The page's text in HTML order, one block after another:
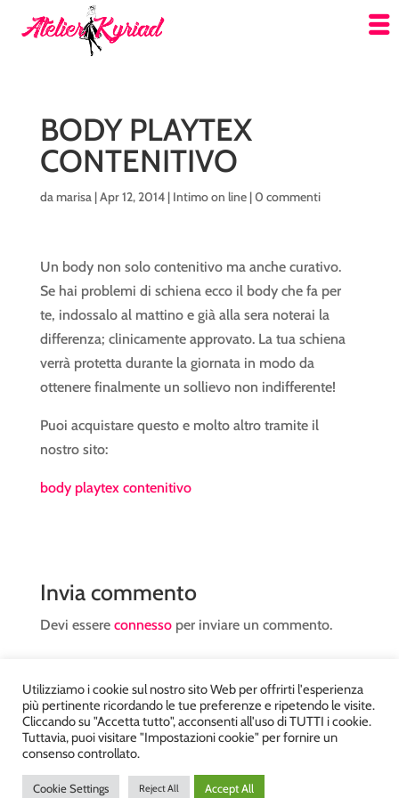
BODY PLAYTEX
CONTENITIVO
damarisa|Apr 12, 2014| Intimo on line|0 commenti
Un body non solo contenitivo ma anche curativo.
Se hai problemi di schiena ecco il body che fa per
te, indossalo al mattino e già alla sera noterai la
differenza; clinicamente approvato. La tua schiena
verrà protetta durante la giornata in modo da
ottenere finalmente un sollievo non indifferente!
Puoi acquistare questo e molto altro tramite il
nostro sito:
body playtex contenitivo
Invia commento
Devi essere connessoper inviare un commento.
Atelier Kyriad da Mary – via Carducci, 12 – Chiavenna –
Sondrio P.Iva 00812910149 – Tel. 0343 36560 – Sito
Utilizziamo i cookie sul nostro sito Web per offrirti l'esperienza
più pertinente ricordando le tue preferenze e ripetendo le visite.
Cliccando su "Accetta tutto", acconsenti all'uso di TUTTI i cookie.
Tuttavia, puoi visitare "Impostazioni cookie" per fornire un
consenso controllato.
Cookie Settings Reject All Accept All